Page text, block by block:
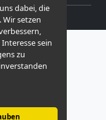
dabei, die
setzen
sein
zu